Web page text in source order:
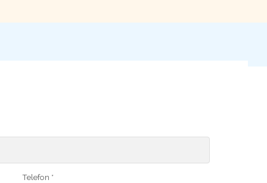
Telefon *